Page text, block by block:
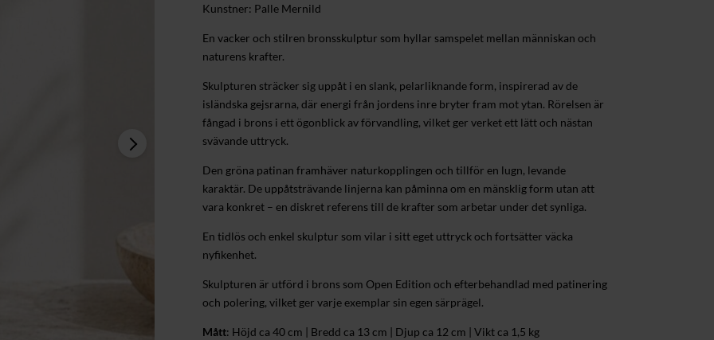
Kunstner: Palle Mernild
En vacker och stilren bronsskulptur som hyllar samspelet mellan människan och
naturens krafter.
Skulpturen sträcker sig uppåt i en slank, pelarliknande form, inspirerad av de
isländska gejsrarna, där energi från jordens inre bryter fram mot ytan. Rörelsen är
fångad i brons i ett ögonblick av förvandling, vilket ger verket ett lätt och nästan
svävande uttryck.
Den gröna patinan framhäver naturkopplingen och tillför en lugn, levande
karaktär. De uppåtsträvande linjerna kan påminna om en mänsklig form utan att
vara konkret – en diskret referens till de krafter som arbetar under det synliga.
En tidlös och enkel skulptur som vilar i sitt eget uttryck och fortsätter väcka
nyfikenhet.
Skulpturen är utförd i brons som Open Edition och efterbehandlad med patinering
och polering, vilket ger varje exemplar sin egen särprägel.
Mått: Höjd ca 40 cm | Bredd ca 13 cm | Djup ca 12 cm | Vikt ca 1,5 kg